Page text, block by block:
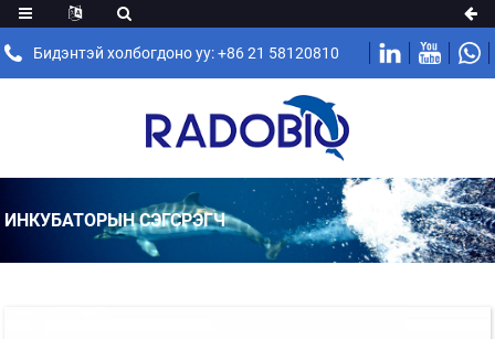
Бидэнтэй холбогдоно уу: +86 21 58120810
ИНКУБАТОРЫН СЭГСРЭГЧ